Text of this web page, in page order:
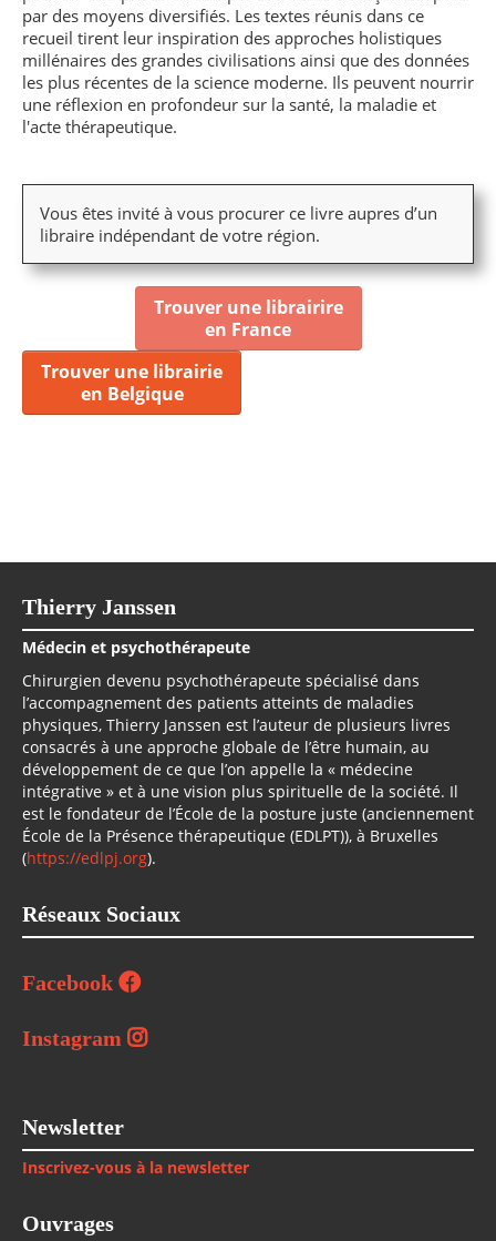
par des moyens diversifiés. Les textes réunis dans ce
recueil tirent leur inspiration des approches holistiques
millénaires des grandes civilisations ainsi que des données
les plus récentes de la science moderne. Ils peuvent nourrir
une réflexion en profondeur sur la santé, la maladie et
l'acte thérapeutique.
Vous êtes invité à vous procurer ce livre aupres d’un
libraire indépendant de votre région.
Trouver une librairire
en France
Trouver une librairie
en Belgique
Thierry Janssen
Médecin et psychothérapeute
Chirurgien devenu psychothérapeute spécialisé dans
l’accompagnement des patients atteints de maladies
physiques, Thierry Janssen est l’auteur de plusieurs livres
consacrés à une approche globale de l’être humain, au
développement de ce que l’on appelle la « médecine
intégrative » et à une vision plus spirituelle de la société. Il
est le fondateur de l’École de la posture juste (anciennement
École de la Présence thérapeutique (EDLPT)), à Bruxelles
(https://edlpj.org).
Réseaux Sociaux
Facebook
Instagram
Newsletter
Inscrivez-vous à la newsletter
Ouvrages